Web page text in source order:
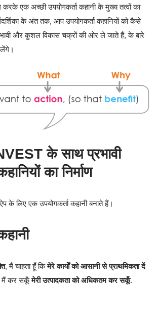
करके एक अच्छी उपयोगकर्ता कहानी के मुख्य तत्वों का
के अंत तक, आप उपयोगकर्ता कहानियों को कैसे
और कुशल विकास चक्रों की ओर ले जाते हैं, के बारे
के साथ प्रभावी
का निर्माण
के लिए एक उपयोगकर्ता कहानी बनाते हैं।
, मैं चाहता हूँ किमेरे कार्यों को आसानी से प्राथमिकता दें
मैं कर सकूँमेरी उत्पादकता को अधिकतम कर सकूँ.